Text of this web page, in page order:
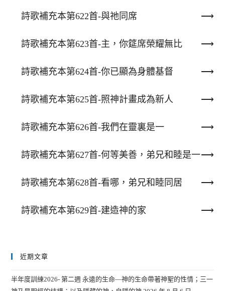
詩歌補充本第622首-與祂同席
詩歌補充本第623首-主，你筵席榮耀無比
詩歌補充本第624首-你已顯為身體基督
詩歌補充本第625首-照神計畫成為新人
詩歌補充本第626首-我們在靈裏是一
詩歌補充本第627首-何等美善，弟兄和睦是一
詩歌補充本第628首-看哪，弟兄和睦同居
詩歌補充本第629首-建造神的家
近期文章
半年度訓練2026- 第二週 永遠的生命—神的生命帶著神聖的性情；三一